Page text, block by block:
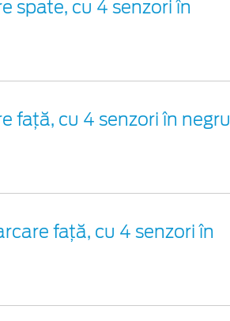
spate, cu 4 senzori în
față, cu 4 senzori în negru
faţă, cu 4 senzori în